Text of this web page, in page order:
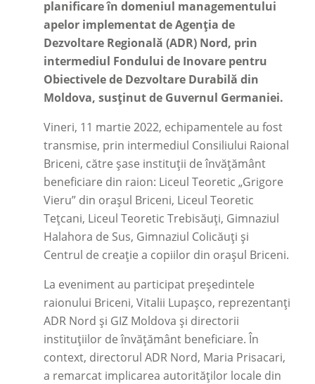
planificare în domeniul managementului
apelor implementat de Agenția de
Dezvoltare Regională (ADR) Nord, prin
intermediul Fondului de Inovare pentru
Obiectivele de Dezvoltare Durabilă din
Moldova, susținut de Guvernul Germaniei.
Vineri, 11 martie 2022, echipamentele au fost
transmise, prin intermediul Consiliului Raional
Briceni, către șase instituții de învățământ
beneficiare din raion: Liceul Teoretic „Grigore
Vieru” din orașul Briceni, Liceul Teoretic
Tețcani, Liceul Teoretic Trebisăuți, Gimnaziul
Halahora de Sus, Gimnaziul Colicăuți și
Centrul de creație a copiilor din orașul Briceni.
La eveniment au participat președintele
raionului Briceni, Vitalii Lupașco, reprezentanți
ADR Nord și GIZ Moldova și directorii
instituțiilor de învățământ beneficiare. În
context, directorul ADR Nord, Maria Prisacari,
a remarcat implicarea autorităților locale din